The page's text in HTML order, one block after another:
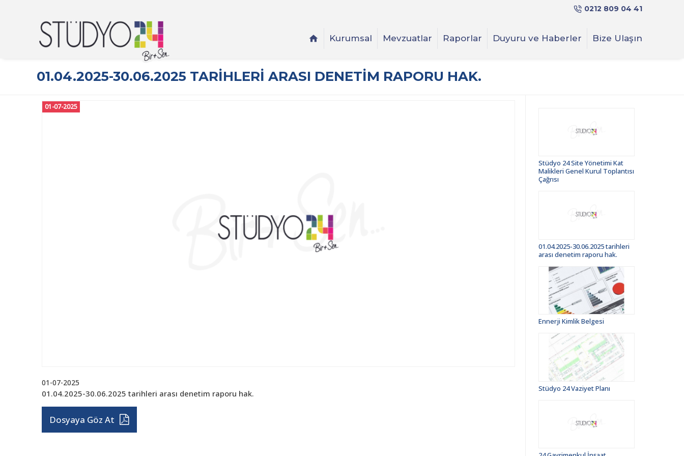
0212 809 04 41
Kurumsal Mevzuatlar Raporlar Duyuru ve Haberler Bize Ulaşın
01.04.2025-30.06.2025 TARIHLERI ARASI DENETIM RAPORU HAK.
01-07-2025
01-07-2025
01.04.2025-30.06.2025 tarihleri arası denetim raporu hak.
Dosyaya Göz At
Stüdyo 24 Site Yönetimi Kat
Malikleri Genel Kurul Toplantısı
Çağrısı
01.04.2025-30.06.2025 tarihleri
arası denetim raporu hak.
Ennerji Kimlik Belgesi
Stüdyo 24 Vaziyet Planı